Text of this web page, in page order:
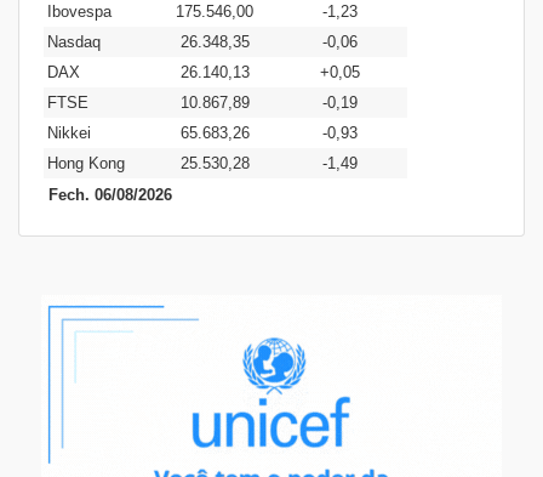
Ibovespa
175.546,00
-1,23
Nasdaq
26.348,35
-0,06
DAX
26.140,13
+0,05
FTSE
10.867,89
-0,19
Nikkei
65.683,26
-0,93
Hong Kong
25.530,28
-1,49
Fech. 06/08/2026